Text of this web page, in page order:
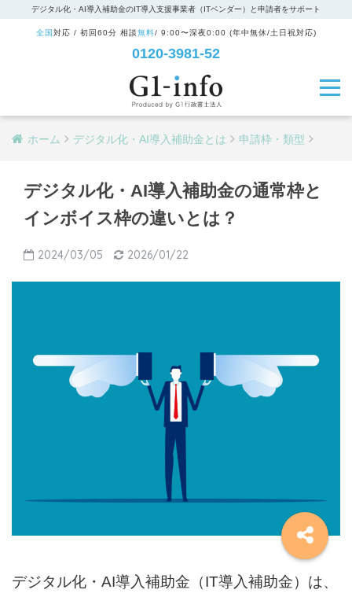
デジタル化・AI導入補助金のIT導入支援事業者（ITベンダー）と申請者をサポート
全国 対応 / 初回60分 相談無料/ 9:00〜深夜0:00 (年中無休/土日祝対応)
0120-3981-52
ホーム デジタル化・AI導入補助金とは 申請枠・類型
デジタル化・AI導入補助金の通常枠と
インボイス枠の違いとは？
2024/03/05 2026/01/22
デジタル化・AI導入補助金（IT導入補助金）は、